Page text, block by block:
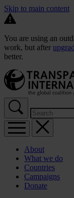
Skip to main content
You are using an
work, but after
better.
About
What we do
Countries
Campaigns
Donate